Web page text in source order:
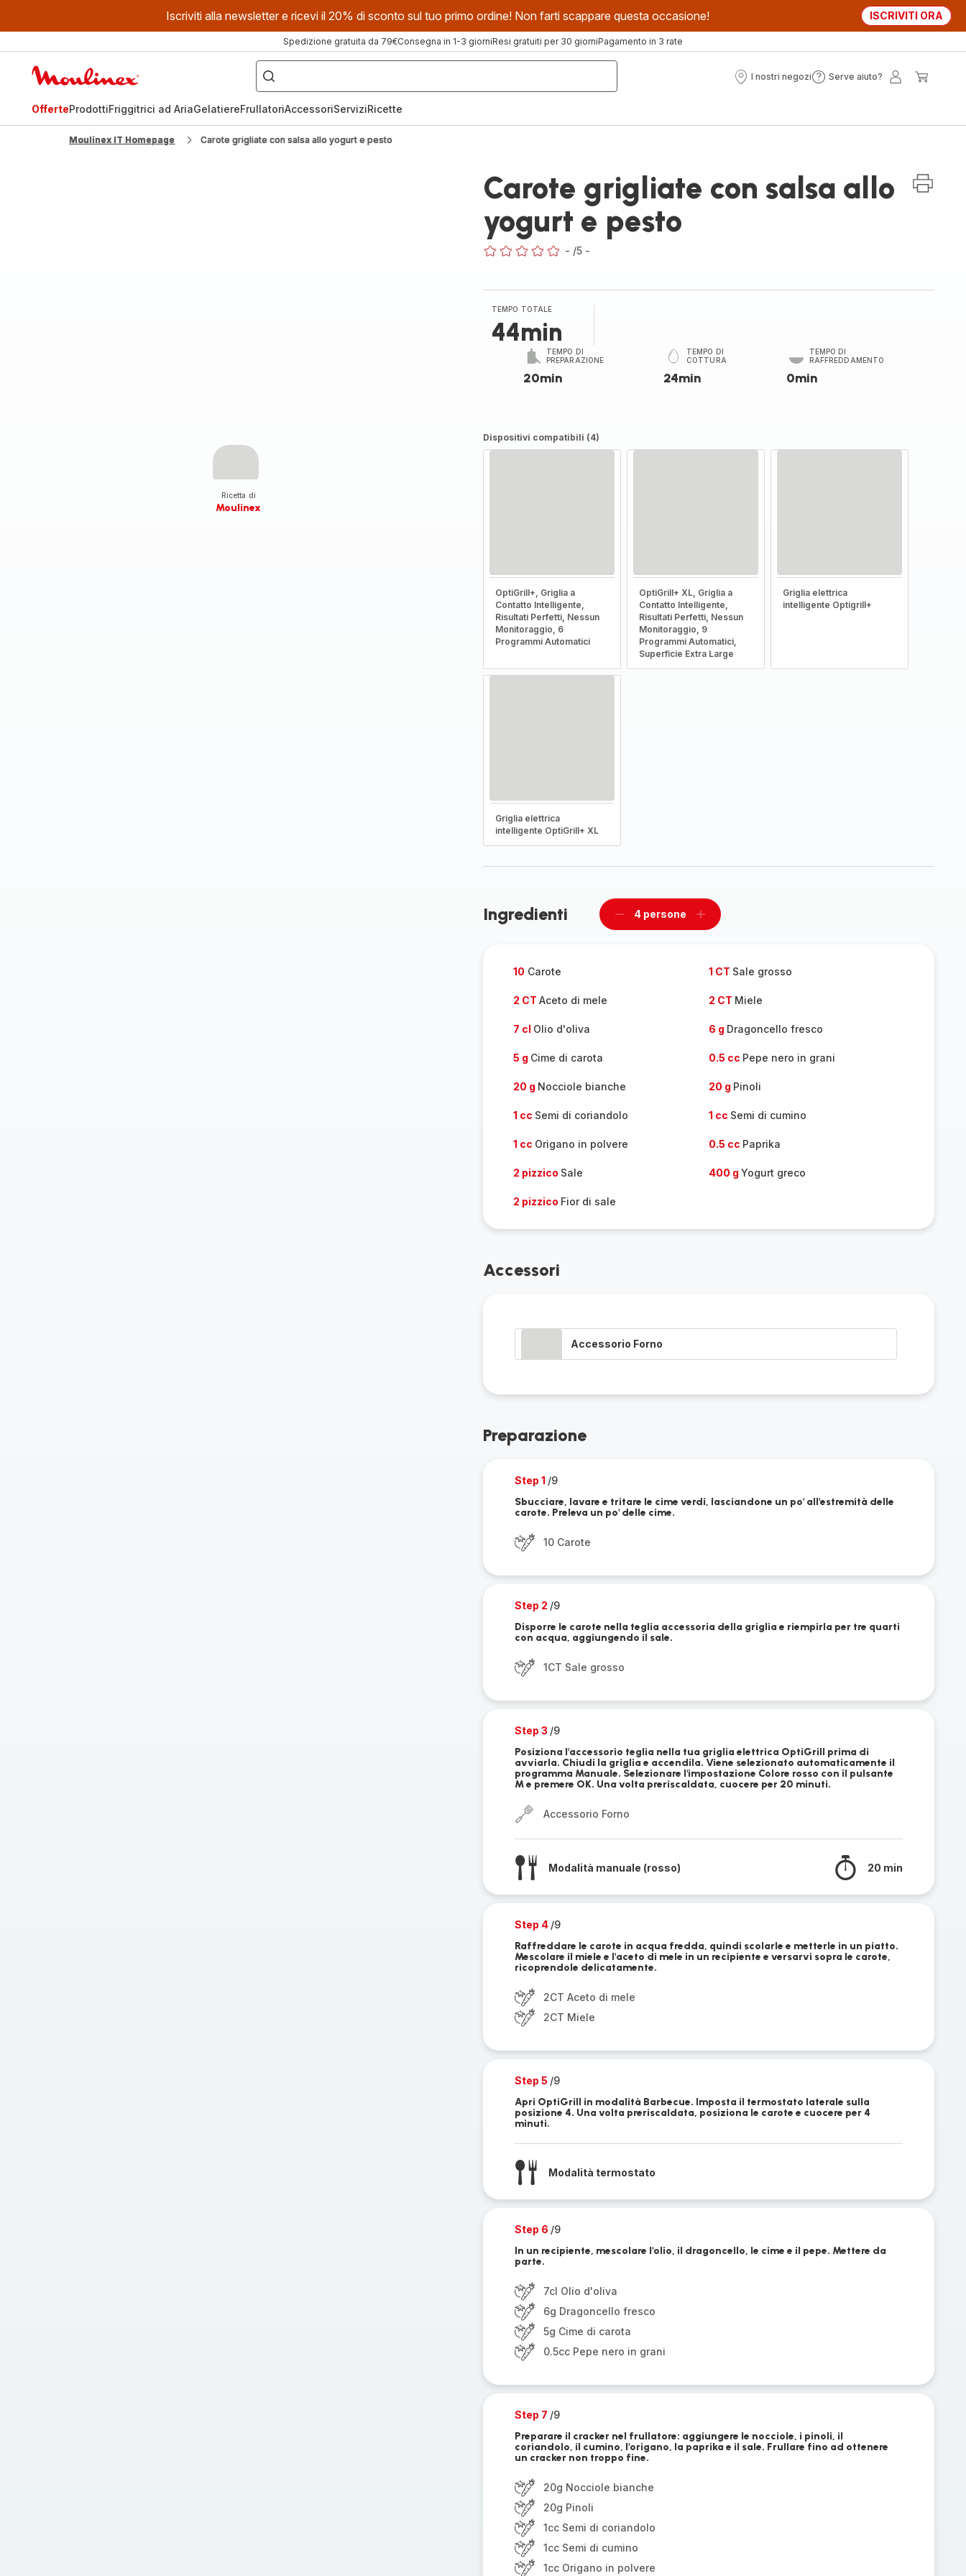
Iscriviti alla newsletter e ricevi il 20% di sconto sul tuo primo ordine! Non farti scappare questa occasione! ISCRIVITI ORA
Spedizione gratuita da 79€Consegna in 1-3 giorniResi gratuiti per 30 giorniPagamento in 3 rate
Cosa
stai
cercando?
I nostri negozi
I
Serve aiuto?
Serve
OfferteProdottiFriggitrici ad AriaGelatiereFrullatoriAccessoriServiziRicette
Moulinex IT Homepage Carote grigliate con salsa allo yogurt e pesto
Ricetta di
Moulinex
Carote grigliate con salsa allo
yogurt e pesto
- /5 -
TEMPO TOTALE
44min
TEMPO DI
PREPARAZIONE
20min
TEMPO DI
COTTURA
24min
TEMPO DI
RAFFREDDAMENTO
0min
Dispositivi compatibili (4)
OptiGrill+, Griglia a
Contatto Intelligente,
Risultati Perfetti, Nessun
Monitoraggio, 6
Programmi Automatici
OptiGrill+ XL, Griglia a
Contatto Intelligente,
Risultati Perfetti, Nessun
Monitoraggio, 9
Programmi Automatici,
Superficie Extra Large
Griglia elettrica
intelligente Optigrill+
Griglia elettrica
intelligente OptiGrill+ XL
Ingredienti
Rimuovi
4 persone
Aggiungi
10 Carote 1 CT Sale grosso
2 CT Aceto di mele 2 CT Miele
7 cl Olio d'oliva 6 g Dragoncello fresco
5 g Cime di carota 0.5 cc Pepe nero in grani
20 g Nocciole bianche 20 g Pinoli
1 cc Semi di coriandolo 1 cc Semi di cumino
1 cc Origano in polvere 0.5 cc Paprika
2 pizzico Sale 400 g Yogurt greco
2 pizzico Fior di sale
Accessori
Accessorio Forno
Preparazione
Step 1 /9
Sbucciare, lavare e tritare le cime verdi, lasciandone un po' all'estremità delle
carote. Preleva un po' delle cime.
10 Carote
Step 2 /9
Disporre le carote nella teglia accessoria della griglia e riempirla per tre quarti
con acqua, aggiungendo il sale.
1CT Sale grosso
Step 3 /9
Posiziona l'accessorio teglia nella tua griglia elettrica OptiGrill prima di
avviarla. Chiudi la griglia e accendila. Viene selezionato automaticamente il
programma Manuale. Selezionare l'impostazione Colore rosso con il pulsante
M e premere OK. Una volta preriscaldata, cuocere per 20 minuti.
Accessorio Forno
Modalità manuale (rosso) 20 min
Step 4 /9
Raffreddare le carote in acqua fredda, quindi scolarle e metterle in un piatto.
Mescolare il miele e l'aceto di mele in un recipiente e versarvi sopra le carote,
ricoprendole delicatamente.
2CT Aceto di mele
2CT Miele
Step 5 /9
Apri OptiGrill in modalità Barbecue. Imposta il termostato laterale sulla
posizione 4. Una volta preriscaldata, posiziona le carote e cuocere per 4
minuti.
Modalità termostato
Step 6 /9
In un recipiente, mescolare l'olio, il dragoncello, le cime e il pepe. Mettere da
parte.
7cl Olio d'oliva
6g Dragoncello fresco
5g Cime di carota
0.5cc Pepe nero in grani
Step 7 /9
Preparare il cracker nel frullatore: aggiungere le nocciole, i pinoli, il
coriandolo, il cumino, l'origano, la paprika e il sale. Frullare fino ad ottenere
un cracker non troppo fine.
20g Nocciole bianche
20g Pinoli
1cc Semi di coriandolo
1cc Semi di cumino
1cc Origano in polvere